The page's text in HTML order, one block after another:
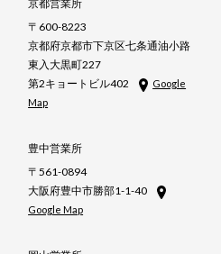
〒600-8223
京都府京都市下京区七条通油小路
東入大黒町227
第2キョートビル402
Google
Map
豊中営業所
〒561-0894
大阪府豊中市勝部1-1-40
Google Map